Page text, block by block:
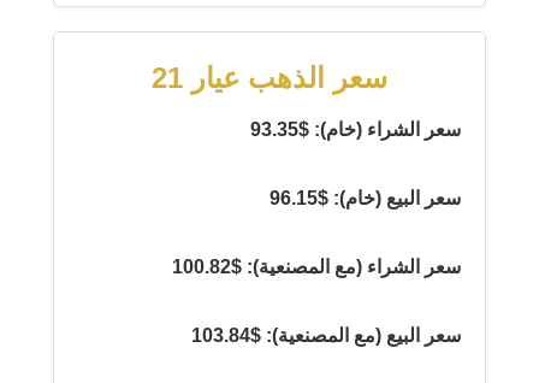
سعر الذهب عيار 21
سعر الشراء (خام): $93.35
سعر البيع (خام): $96.15
سعر الشراء (مع المصنعية): $100.82
سعر البيع (مع المصنعية): $103.84